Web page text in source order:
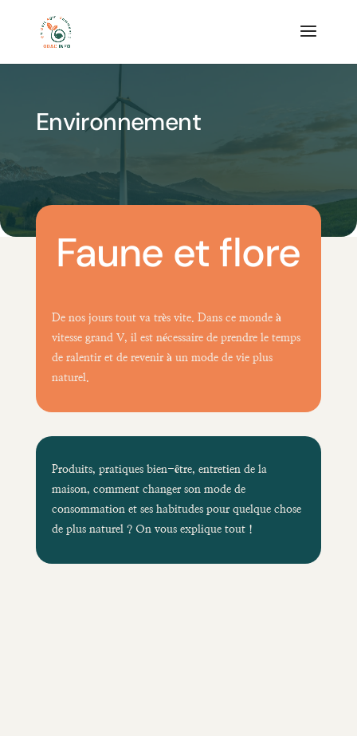
Environnement
Faune et flore
De nos jours tout va très vite. Dans ce monde à
vitesse grand V, il est nécessaire de prendre le temps
de ralentir et de revenir à un mode de vie plus
naturel.
Produits, pratiques bien-être, entretien de la
maison, comment changer son mode de
consommation et ses habitudes pour quelque chose
de plus naturel ? On vous explique tout !